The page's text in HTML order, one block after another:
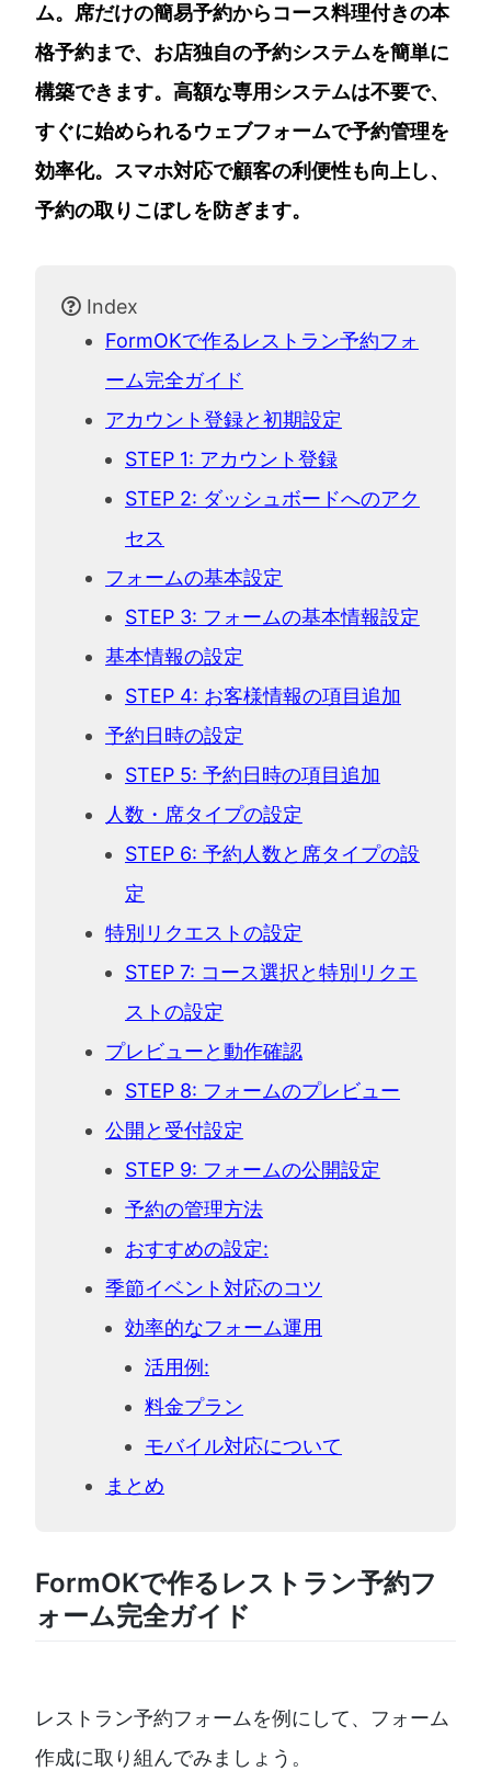
ム。席だけの簡易予約からコース料理付きの本
格予約まで、お店独自の予約システムを簡単に
構築できます。高額な専用システムは不要で、
すぐに始められるウェブフォームで予約管理を
効率化。スマホ対応で顧客の利便性も向上し、
予約の取りこぼしを防ぎます。
Index
FormOKで作るレストラン予約フォ
ーム完全ガイド
アカウント登録と初期設定
STEP 1: アカウント登録
STEP 2: ダッシュボードへのアク
セス
フォームの基本設定
STEP 3: フォームの基本情報設定
基本情報の設定
STEP 4: お客様情報の項目追加
予約日時の設定
STEP 5: 予約日時の項目追加
人数・席タイプの設定
STEP 6: 予約人数と席タイプの設
定
特別リクエストの設定
STEP 7: コース選択と特別リクエ
ストの設定
プレビューと動作確認
STEP 8: フォームのプレビュー
公開と受付設定
STEP 9: フォームの公開設定
予約の管理方法
おすすめの設定:
季節イベント対応のコツ
効率的なフォーム運用
活用例:
料金プラン
モバイル対応について
まとめ
FormOKで作るレストラン予約フ
ォーム完全ガイド
レストラン予約フォームを例にして、フォーム
作成に取り組んでみましょう。